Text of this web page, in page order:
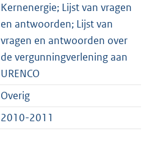
Kernenergie; Lijst van vragen
en antwoorden; Lijst van
vragen en antwoorden over
de vergunningverlening aan
URENCO
Overig
2010-2011